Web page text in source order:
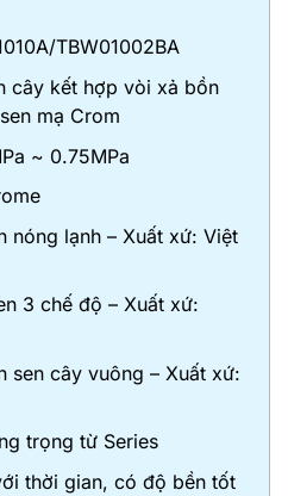
TBW01002BA
cây kết hợp vòi xả bồn
mạ Crom
~ 0.75MPa
nóng lạnh – Xuất xứ: Việt
3 chế độ – Xuất xứ:
sen cây vuông – Xuất xứ:
trọng từ Series
thời gian, có độ bền tốt